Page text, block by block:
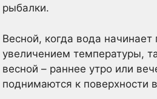
рыбалки.
Весной, когда вода
увеличением температуры,
весной – раннее утро или
поднимаются к поверхности